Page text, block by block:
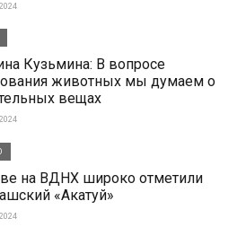
Кузьмина: В вопросе
животных мы думаем о
вещах
на ВДНХ широко отметили
«Акатуй»